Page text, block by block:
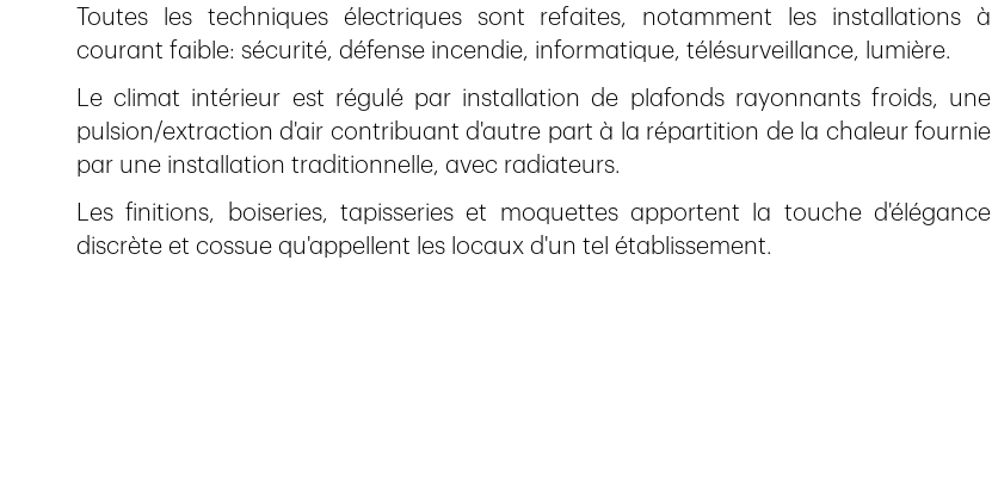
Toutes les techniques électriques sont refaites, notamment les installations à
courant faible: sécurité, défense incendie, informatique, télésurveillance, lumière.
Le climat intérieur est régulé par installation de plafonds rayonnants froids, une
pulsion/extraction d'air contribuant d'autre part à la répartition de la chaleur fournie
par une installation traditionnelle, avec radiateurs.
Les finitions, boiseries, tapisseries et moquettes apportent la touche d'élégance
discrète et cossue qu'appellent les locaux d'un tel établissement.